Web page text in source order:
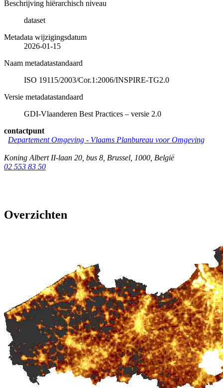
Beschrijving hiërarchisch niveau
dataset
Metadata wijzigingsdatum
2026-01-15
Naam metadatastandaard
ISO 19115/2003/Cor.1:2006/INSPIRE-TG2.0
Versie metadatastandaard
GDI-Vlaanderen Best Practices – versie 2.0
contactpunt
Departement Omgeving - Vlaams Planbureau voor Omgeving
Koning Albert II-laan 20, bus 8 Brussel 1000 België
02 553 83 50
Overzichten